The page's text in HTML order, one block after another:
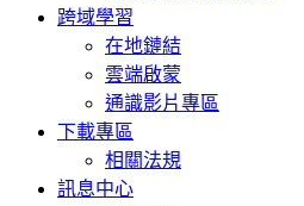
跨域學習
在地鏈結
雲端啟蒙
通識影片專區
下載專區
相關法規
訊息中心